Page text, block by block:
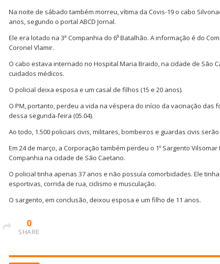
Na noite de sábado também morreu, vítima da Covis-19 o cabo
anos, segundo o portal ABCD Jornal.
Ele era lotado na 3ª Companhia do 6⁰ Batalhão. A informação é do
Coronel Vlamir.
O cabo estava internado no Hospital Maria Braido, na cidade de São
cuidados médicos.
O policial deixa esposa e um casal de filhos (15 e 20 anos).
O PM, portanto, perdeu a vida na véspera do início da vacinação das
dessa segunda-feira (05.04).
Ao todo, 1.500 policiais civis, militares, bombeiros e guardas civis
Em 24 de março, a Corporação também perdeu o 1º Sargento
Companhia na cidade de São Caetano.
O policial tinha apenas 37 anos e não possuía comorbidades. Ele
esportivas, corrida de rua, ciclismo e musculação.
O sargento, em conclusão, deixou esposa e um filho de 11 anos.
0
SHARE